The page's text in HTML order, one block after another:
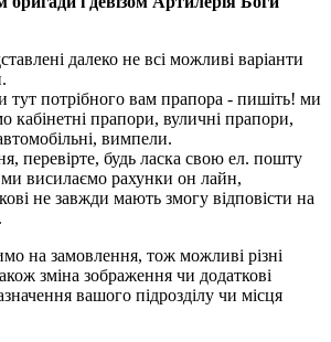
далеко не всі можливі варіанти
потрібного вам прапора - пишіть! ми
кабінетні прапори, вуличні прапори,
вимпели.
перевірте, будь ласка свою ел. пошту
висилаємо рахунки он лайн,
не завжди мають змогу відповісти на
на замовлення, тож можливі різні
зміна зображення чи додаткові
вашого підрозділу чи місця